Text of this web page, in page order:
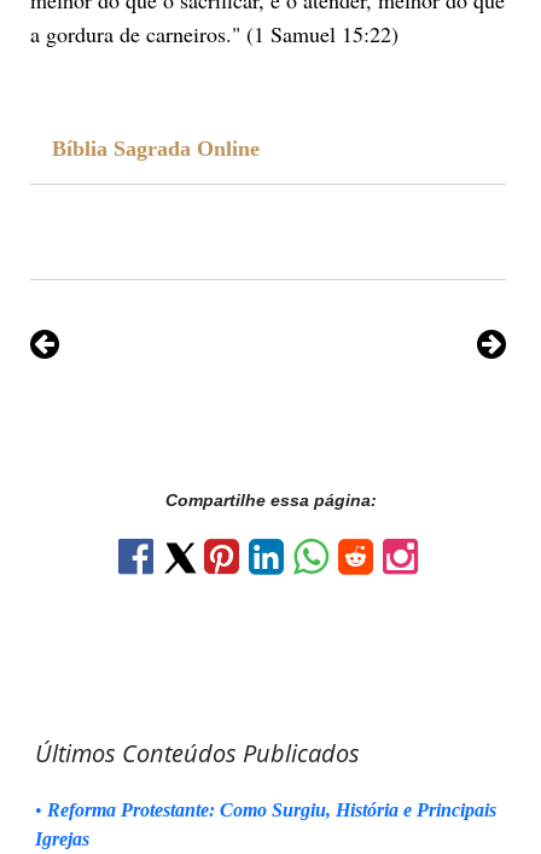
a gordura de carneiros." (1 Samuel 15:22)
Bíblia Sagrada Online
Compartilhe essa página:
Últimos Conteúdos Publicados
• Reforma Protestante: Como Surgiu, História e Principais
Igrejas